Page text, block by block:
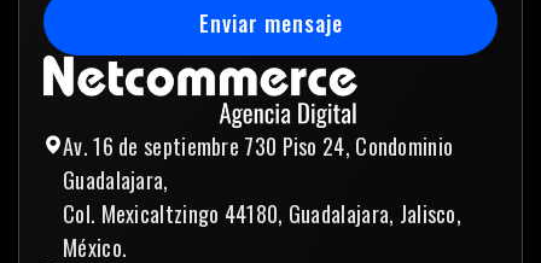
Av. 16 de septiembre 730 Piso 24, Condominio
Guadalajara,
Col. Mexicaltzingo 44180, Guadalajara, Jalisco,
México.
Enviar mensaje
Enviar mensaje